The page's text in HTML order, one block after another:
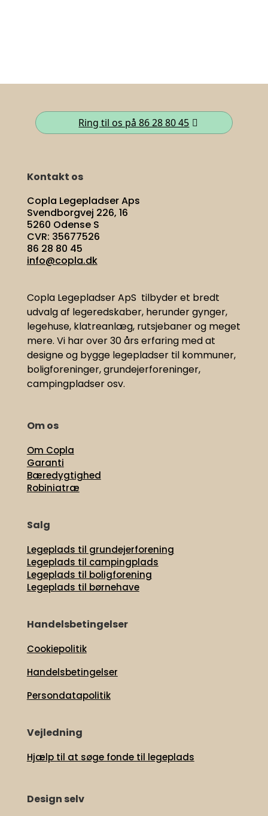
Ring til os på 86 28 80 45
Kontakt os
Copla Legepladser Aps
Svendborgvej 226, 16
5260 Odense S
CVR: 35677526
86 28 80 45
info@copla.dk
Copla Legepladser ApS tilbyder et bredt
udvalg af legeredskaber, herunder gynger,
legehuse, klatreanlæg, rutsjebaner og meget
mere. Vi harover 30 års erfaring med at
designe og bygge legepladser til kommuner,
boligforeninger, grundejerforeninger,
campingpladser osv.
Om os
Om Copla
Garanti
Bæredygtighed
Robiniatræ
Salg
Legeplads til grundejerforening
Legeplads til campingplads
Legeplads til boligforening
Legeplads til børnehave
Handelsbetingelser
Cookiepolitik
Handelsbetingelser
Persondatapolitik
Vejledning
Hjælp til at søge fonde til legeplads
Design selv